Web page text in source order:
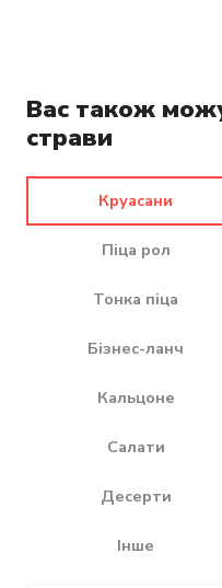
Вас також
страви
Круасани
Піца рол
Тонка піца
Бізнес-ланч
Кальцоне
Салати
Десерти
Інше